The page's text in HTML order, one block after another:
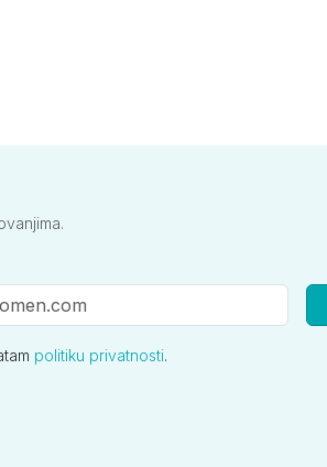
politiku privatnosti.